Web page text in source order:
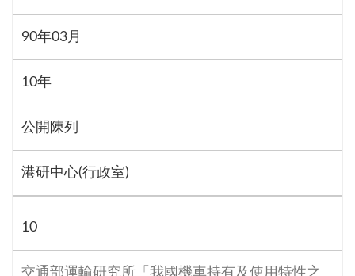
90年03月
10年
公開陳列
港研中心(行政室)
10
交通部運輸研究所「我國機車持有及使用特性之